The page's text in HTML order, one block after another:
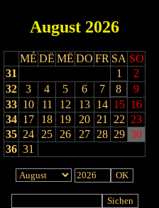
August 2026
MÉ DË MË DO FR SA SO
31
1
2
32
3 4 5 6 7 8
9
33 10 11 12 13 14 15 16
34 17 18 19 20 21 22 23
35 24 25 26 27 28 29 30
36 31